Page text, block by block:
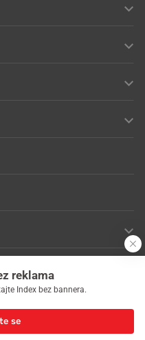
© 2026 Index
reklama
Index bez bannera.
se